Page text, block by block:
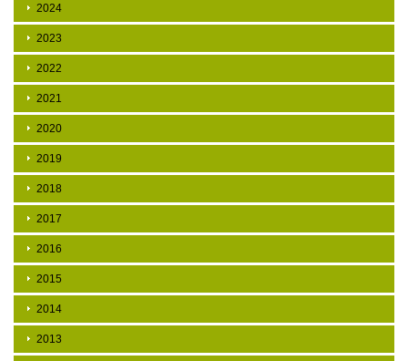
2024
2023
2022
2021
2020
2019
2018
2017
2016
2015
2014
2013